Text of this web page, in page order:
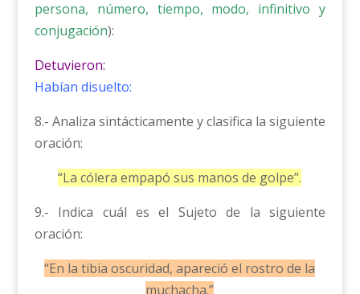
persona, número, tiempo, modo, infinitivo y
conjugación):
Detuvieron:
Habían disuelto:
8.- Analiza sintácticamente y clasifica la siguiente
oración:
“La cólera empapó sus manos de golpe”.
9.- Indica cuál es el Sujeto de la siguiente
oración:
“En la tibia oscuridad, apareció el rostro de la
muchacha.”